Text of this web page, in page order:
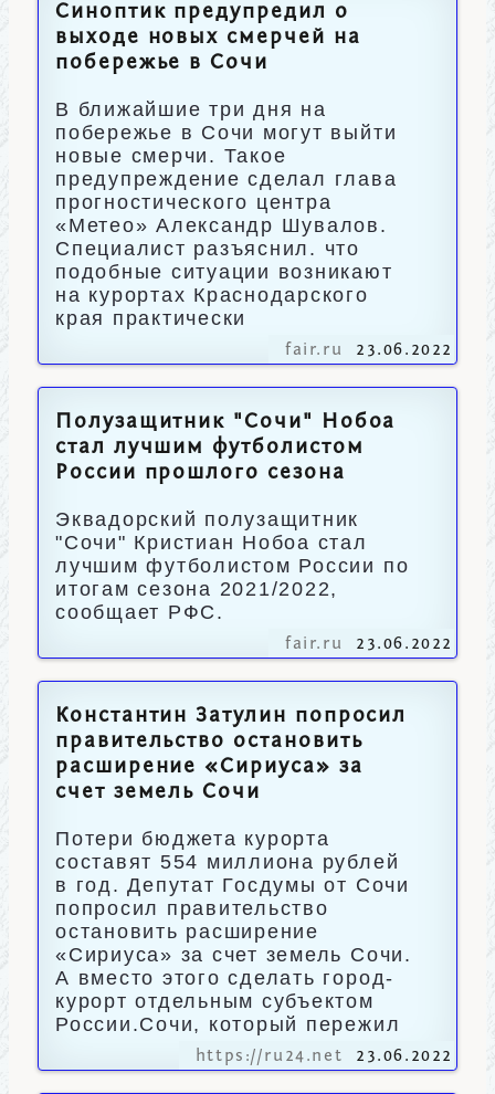
Синоптик предупредил о
выходе новых смерчей на
побережье в Сочи
В ближайшие три дня на
побережье в Сочи могут выйти
новые смерчи. Такое
предупреждение сделал глава
прогностического центра
«Метео» Александр Шувалов.
Специалист разъяснил. что
подобные ситуации возникают
на курортах Краснодарского
края практически
fair.ru 23.06.2022
Полузащитник "Сочи" Нобоа
стал лучшим футболистом
России прошлого сезона
Эквадорский полузащитник
"Сочи" Кристиан Нобоа стал
лучшим футболистом России по
итогам сезона 2021/2022,
сообщает РФС.
fair.ru 23.06.2022
Константин Затулин попросил
правительство остановить
расширение «Сириуса» за
счет земель Сочи
Потери бюджета курорта
составят 554 миллиона рублей
в год. Депутат Госдумы от Сочи
попросил правительство
остановить расширение
«Сириуса» за счет земель Сочи.
А вместо этого сделать город-
курорт отдельным субъектом
России.Сочи, который пережил
https://ru24.net 23.06.2022